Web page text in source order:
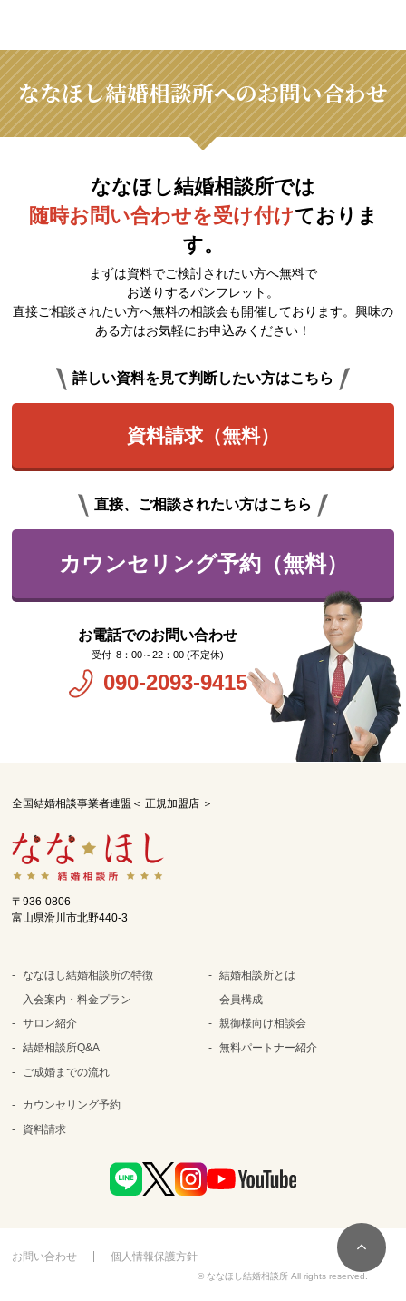
ななほし結婚相談所へのお問い合わせ
ななほし結婚相談所では
随時お問い合わせを受け付けておりま
す。
まずは資料でご検討されたい方へ無料で
お送りするパンフレット。
直接ご相談されたい方へ無料の相談会も開催しております。興味の
ある方はお気軽にお申込みください！
詳しい資料を見て判断したい方はこちら
資料請求（無料）
直接、ご相談されたい方はこちら
カウンセリング予約（無料）
お電話でのお問い合わせ
8：00～22：00 (不定休)
090-2093-9415
全国結婚相談事業者連盟＜ 正規加盟店 ＞
〒936-0806
富山県滑川市北野440-3
ななほし結婚相談所の特徴
入会案内・料金プラン
サロン紹介
結婚相談所Q&A
ご成婚までの流れ
結婚相談所とは
会員構成
親御様向け相談会
無料パートナー紹介
カウンセリング予約
資料請求
お問い合わせ 個人情報保護方針
© ななほし結婚相談所 All rights reserved.